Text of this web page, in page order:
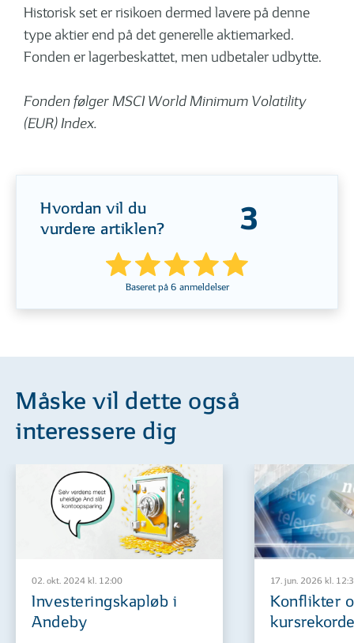
Historisk set er risikoen dermed lavere på denne
type aktier end på det generelle aktiemarked.
Fonden er lagerbeskattet, men udbetaler udbytte.
Fonden følger MSCI World Minimum Volatility
(EUR) Index.
Hvordan vil du
vurdere artiklen?
3
Baseret på 6 anmeldelser
Måske vil dette også
interessere dig
02. okt. 2024 kl. 12:00
Investerings­kapløb i
Andeby
17. jun. 2026 kl.
Konflikter